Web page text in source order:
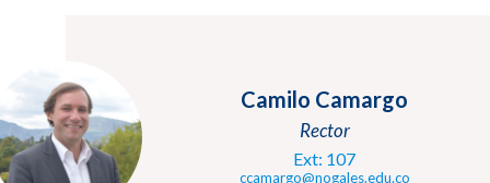
Camilo Camargo
Rector
Ext: 107
ccamargo@nogales.edu.co